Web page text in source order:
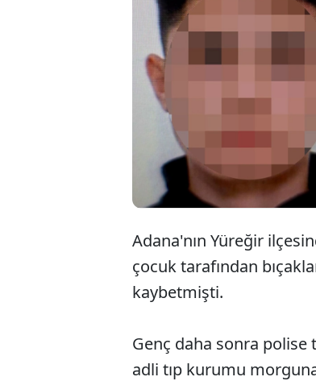
Adana'nın Yüreğir
çocuk tarafından
kaybetmişti.
Genç daha sonra polise
adli tıp kurumu